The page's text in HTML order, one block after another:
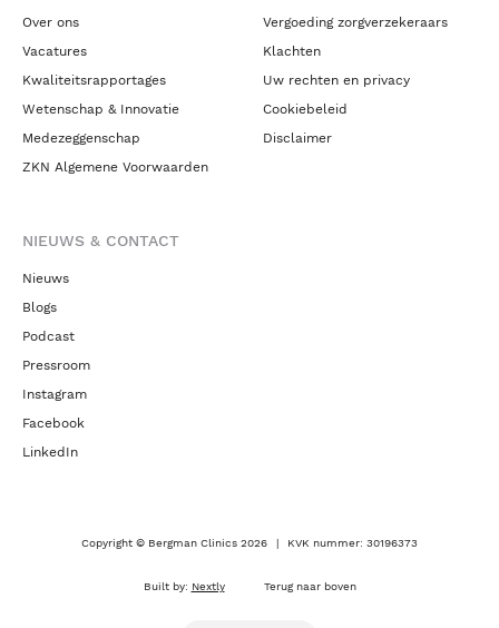
Over ons
Vacatures
Kwaliteitsrapportages
Wetenschap & Innovatie
Medezeggenschap
ZKN Algemene Voorwaarden
Vergoeding zorgverzekeraars
Klachten
Uw rechten en privacy
Cookiebeleid
Disclaimer
NIEUWS & CONTACT
Nieuws
Blogs
Podcast
Pressroom
Instagram
Facebook
LinkedIn
Copyright © Bergman Clinics 2026 | KVK nummer: 30196373
Built by: Nextly Terug naar boven